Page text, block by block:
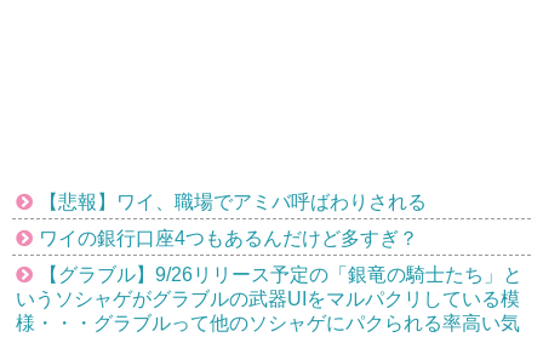
【悲報】ワイ、職場でアミバ呼ばわりされる
ワイの銀行口座4つもあるんだけど多すぎ？
【グラブル】9/26リリース予定の「銀竜の騎士たち」と
いうソシャゲがグラブルの武器UIをマルパクリしている模
様・・・グラブルって他のソシャゲにパクられる率高い気